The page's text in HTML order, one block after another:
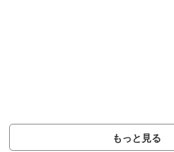
もっと見る